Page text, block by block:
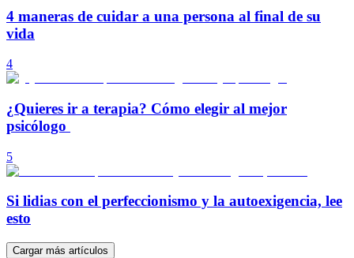
4 maneras de cuidar a una persona al final de su
vida
4
¿Quieres ir a terapia? Cómo elegir al mejor
psicólogo
5
Si lidias con el perfeccionismo y la autoexigencia, lee
esto
Cargar más artículos